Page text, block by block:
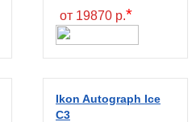
от 19870 р.*
Ikon Autograph Ice
C3